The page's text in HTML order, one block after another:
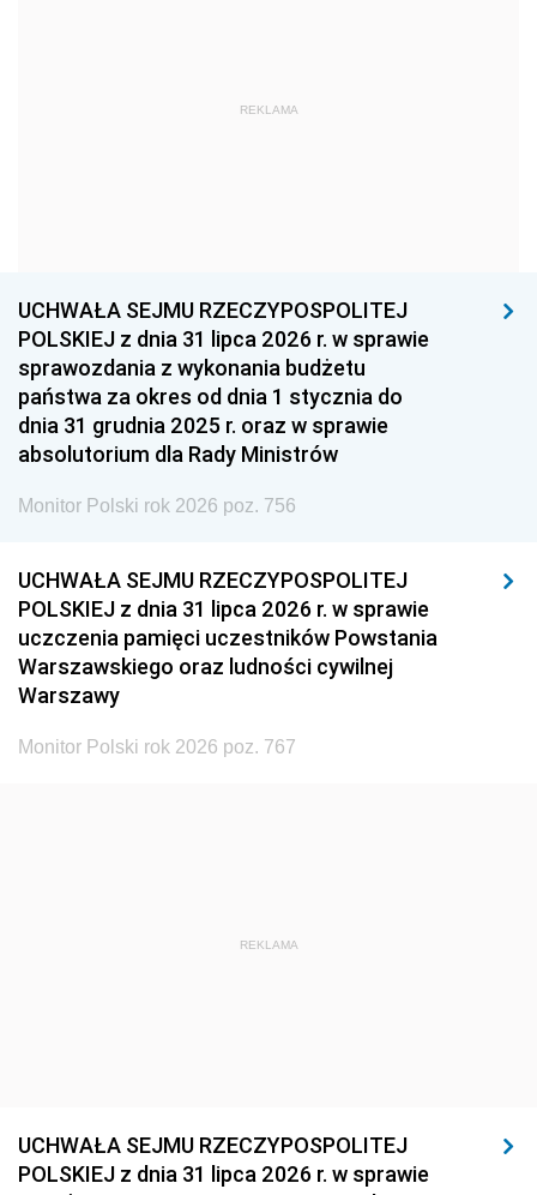
1968
1954 1953 1952
1951 1950
1948 1947 1946
1939 1938
REKLAMA
UCHWAŁA SEJMU RZECZYPOSPOLITEJ
POLSKIEJ z dnia 31 lipca 2026 r. w sprawie
sprawozdania z wykonania budżetu
państwa za okres od dnia 1 stycznia do
dnia 31 grudnia 2025 r. oraz w sprawie
absolutorium dla Rady Ministrów
Monitor Polski rok 2026 poz. 756
UCHWAŁA SEJMU RZECZYPOSPOLITEJ
POLSKIEJ z dnia 31 lipca 2026 r. w sprawie
uczczenia pamięci uczestników Powstania
Warszawskiego oraz ludności cywilnej
Warszawy
Monitor Polski rok 2026 poz. 767
REKLAMA
UCHWAŁA SEJMU RZECZYPOSPOLITEJ
POLSKIEJ z dnia 31 lipca 2026 r. w sprawie